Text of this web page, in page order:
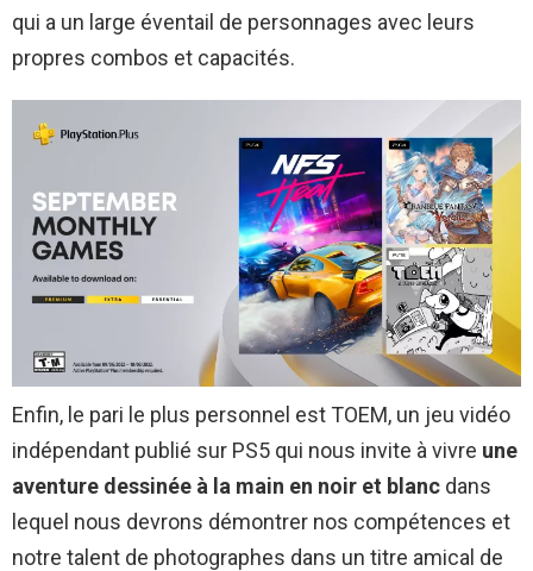
qui a un large éventail de personnages avec leurs
propres combos et capacités.
Enfin, le pari le plus personnel est TOEM, un jeu vidéo
indépendant publié sur PS5 qui nous invite à vivre une
aventure dessinée à la main en noir et blanc dans
lequel nous devrons démontrer nos compétences et
notre talent de photographes dans un titre amical de